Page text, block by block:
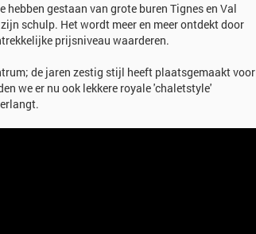
gestaan van grote buren Tignes en Val
schulp. Het wordt meer en meer ontdekt door
prijsniveau waarderen.
de jaren zestig stijl heeft plaatsgemaakt voor
we er nu ook lekkere royale 'chaletstyle'